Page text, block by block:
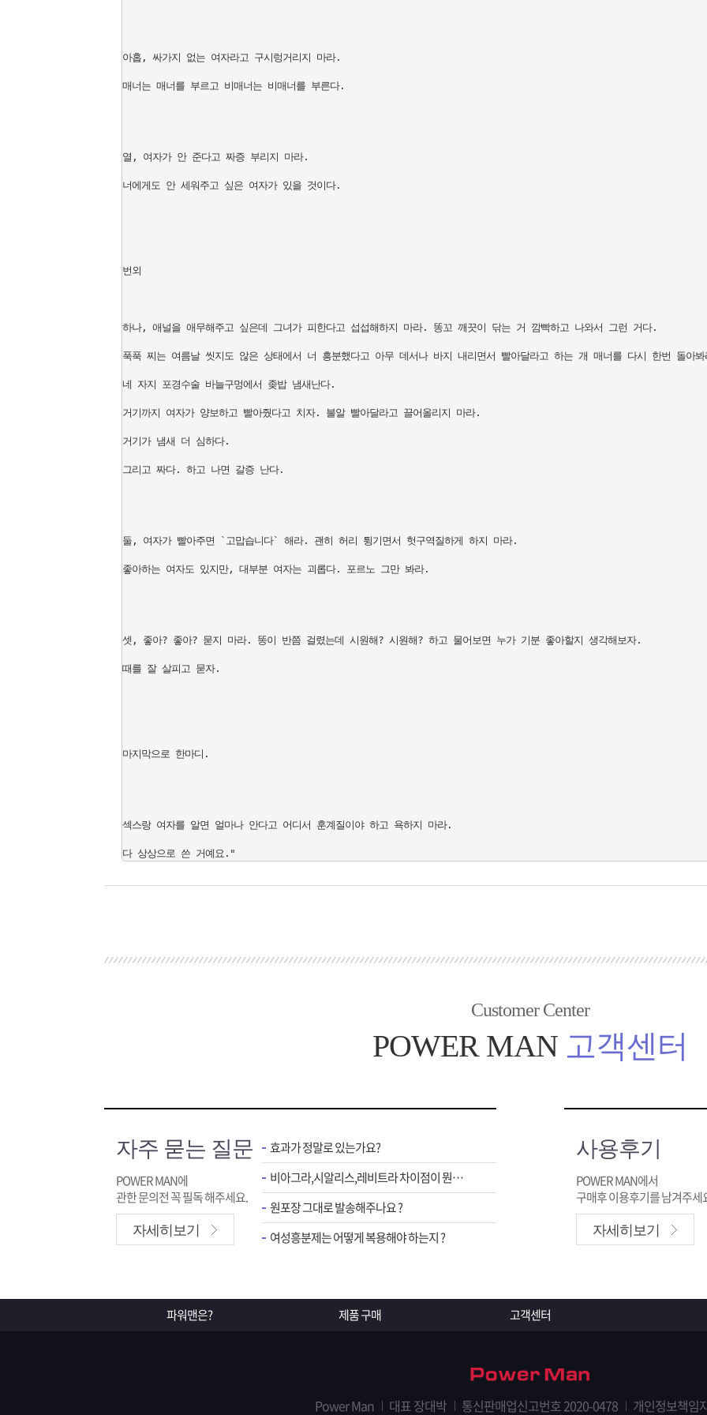
아홉, 싸가지 없는 여자라고 구시렁거리지 마라.
매너는 매너를 부르고 비매너는 비매너를 부른다.
열, 여자가 안 준다고 짜증 부리지 마라.
너에게도 안 세워주고 싶은 여자가 있을 것이다.
번외
하나, 애널을 애무해주고 싶은데 그녀가 피한다고 섭섭해하지 마라. 똥꼬 깨끗이 닦는 거 깜빡하고 나와서 그런 거다.
푹푹 찌는 여름날 씻지도 않은 상태에서 너 흥분했다고 아무 데서나 바지 내리면서 빨아달라고 하는 개 매너를 다시 한번 돌아
네 자지 포경수술 바늘구멍에서 좆밥 냄새난다.
거기까지 여자가 양보하고 빨아줬다고 치자. 불알 빨아달라고 끌어올리지 마라.
거기가 냄새 더 심하다.
그리고 짜다. 하고 나면 갈증 난다.
둘, 여자가 빨아주면 `고맙습니다` 해라. 괜히 허리 튕기면서 헛구역질하게 하지 마라.
좋아하는 여자도 있지만, 대부분 여자는 괴롭다. 포르노 그만 봐라.
셋, 좋아? 좋아? 묻지 마라. 똥이 반쯤 걸렸는데 시원해? 시원해? 하고 물어보면 누가 기분 좋아할지 생각해보자.
때를 잘 살피고 묻자.
마지막으로 한마디.
섹스랑 여자를 알면 얼마나 안다고 어디서 훈계질이야 하고 욕하지 마라.
Customer Center
POWER MAN 고객센터
자주 묻는 질문
POWER MAN에
관한 문의전 꼭 필독 해주세요.
자세히보기
효과가 정말로 있는가요?
비아그라,시알리스,레비트라 차이점이 뭔가요 ?
원포장 그대로 발송해주나요 ?
여성흥분제는 어떻게 복용해야 하는지 ?
사용후기
POWER MAN에서
구매후 이용후기를 남겨주세
자세히보기
파워맨은? 제품 구매 고객센터
Power Man 대표 장대박 통신판매업신고번호 2020-0478 개인정보책임